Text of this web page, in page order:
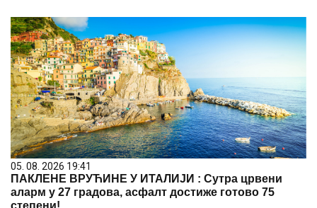
05. 08. 2026 19:41
ПАКЛЕНЕ ВРУЋИНЕ У ИТАЛИЈИ : Сутра црвени
аларм у 27 градова, асфалт достиже готово 75